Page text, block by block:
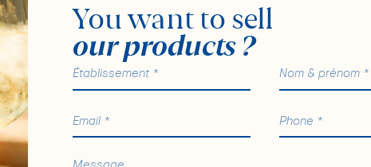
You want to sell
our products ?